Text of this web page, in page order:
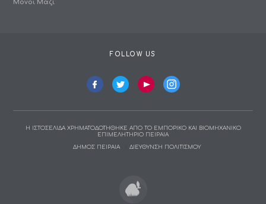
Μόνοι Μαζί
FOLLOW US
Η ΙΣΤΟΣΕΛΙΔΑ ΧΡΗΜΑΤΟΔΟΤΗΘΗΚΕ ΑΠΟ ΤΟ ΕΜΠΟΡΙΚΟ ΚΑΙ ΒΙΟΜΗΧΑΝΙΚΟ
ΕΠΙΜΕΛΗΤΗΡΙΟ ΠΕΙΡΑΙΑ
ΔΗΜΟΣ ΠΕΙΡΑΙΑ ΔΙΕΥΘΥΝΣΗ ΠΟΛΙΤΙΣΜΟΥ